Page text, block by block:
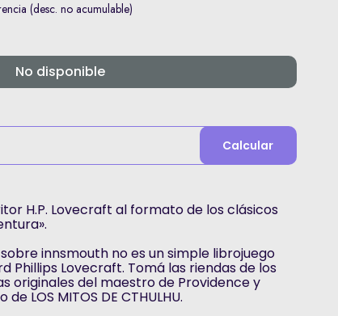
(desc. no acumulable)
No disponible
Calcular
H.P. Lovecraft al formato de los clásicos
innsmouth no es un simple librojuego
Phillips Lovecraft. Tomá las riendas de los
originales del maestro de Providence y
LOS MITOS DE CTHULHU.